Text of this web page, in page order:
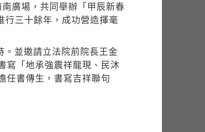
廣場，共同舉辦「甲辰新春
行三十餘年，成功營造揮毫
並邀請立法院前院長王金
寫「地承強震祥龍現、民沐
任書傳生，書寫吉祥聯句